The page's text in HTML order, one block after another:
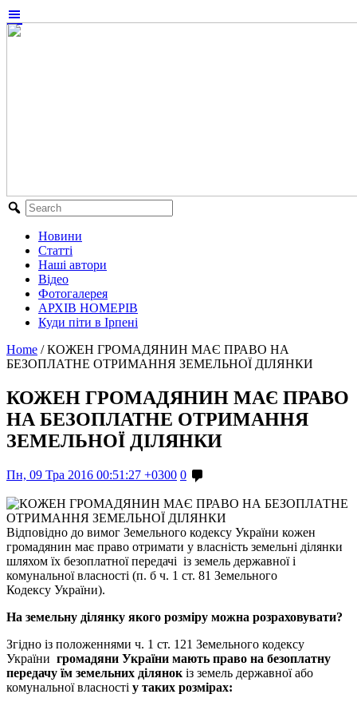
Новини
Статті
Наші автори
Відео
Фотогалерея
АРХІВ НОМЕРІВ
Куди піти в Ірпені
Home / КОЖЕН ГРОМАДЯНИН МАЄ ПРАВО НА
БЕЗОПЛАТНЕ ОТРИМАННЯ ЗЕМЕЛЬНОЇ ДІЛЯНКИ
КОЖЕН ГРОМАДЯНИН МАЄ ПРАВО
НА БЕЗОПЛАТНЕ ОТРИМАННЯ
ЗЕМЕЛЬНОЇ ДІЛЯНКИ
Пн, 09 Тра 2016 00:51:27 +0300 0
Відповідно до вимог Земельного кодексу України кожен
громадянин має право отримати у власність земельні ділянки
шляхом їх безоплатної передачі із земель державної і
комунальної власності (п. б ч. 1 ст. 81 Земельного
Кодексу України).
На земельну ділянку якого розміру можна розраховувати?
Згідно із положеннями ч. 1 ст. 121 Земельного кодексу
України громадяни України мають право на безоплатну
передачу їм земельних ділянок із земель державної або
комунальної власності у таких розмірах: